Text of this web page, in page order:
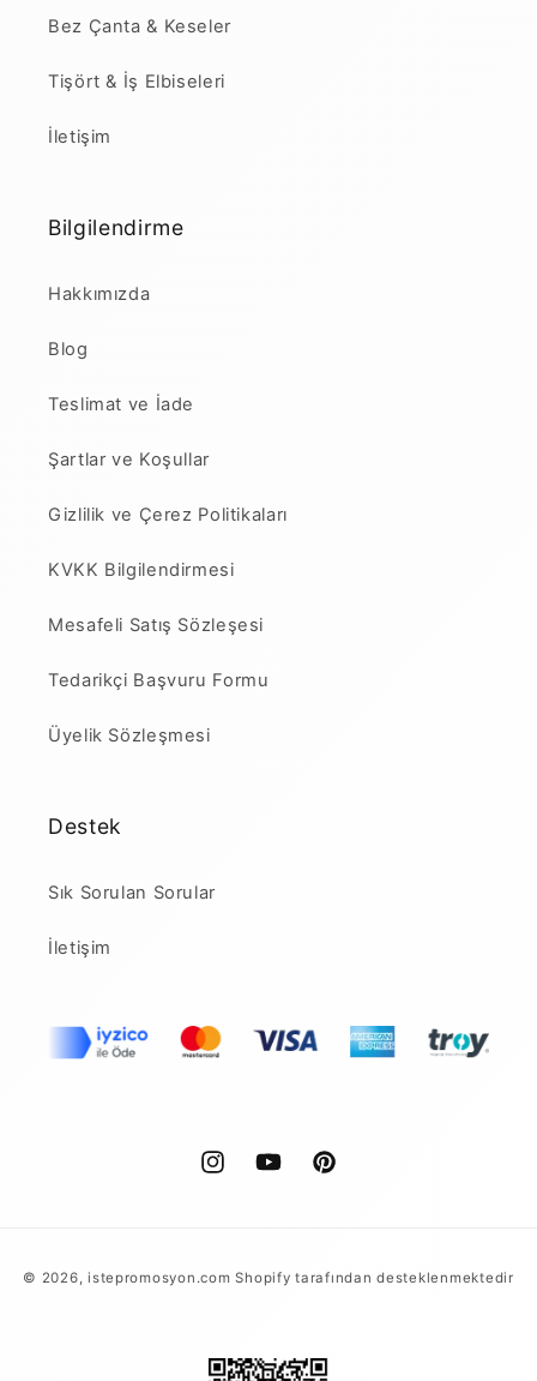
Bez Çanta & Keseler
Tişört & İş Elbiseleri
İletişim
Bilgilendirme
Hakkımızda
Blog
Teslimat ve İade
Şartlar ve Koşullar
Gizlilik ve Çerez Politikaları
KVKK Bilgilendirmesi
Mesafeli Satış Sözleşesi
Tedarikçi Başvuru Formu
Üyelik Sözleşmesi
Destek
Sık Sorulan Sorular
İletişim
InstagramYouTubePinterest
© 2026, istepromosyon.com Shopify tarafından desteklenmektedir